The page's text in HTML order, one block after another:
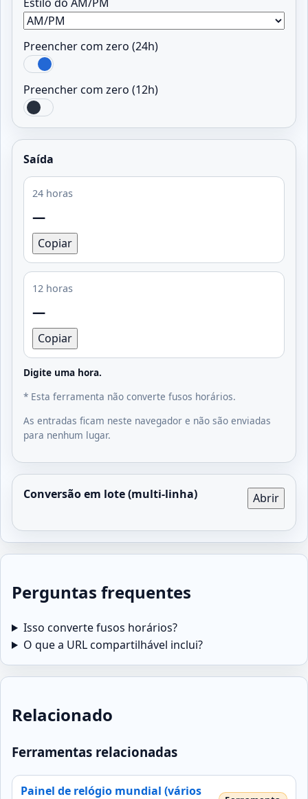
Estilo do AM/PM
Preencher com zero (24h)
Preencher com zero (12h)
Saída
24 horas
—
Copiar
12 horas
—
Copiar
Digite uma hora.
* Esta ferramenta não converte fusos horários.
As entradas ficam neste navegador e não são enviadas
para nenhum lugar.
Conversão em lote (multi-linha) Abrir
Perguntas frequentes
Isso converte fusos horários?
O que a URL compartilhável inclui?
Relacionado
Ferramentas relacionadas
Painel de relógio mundial (vários